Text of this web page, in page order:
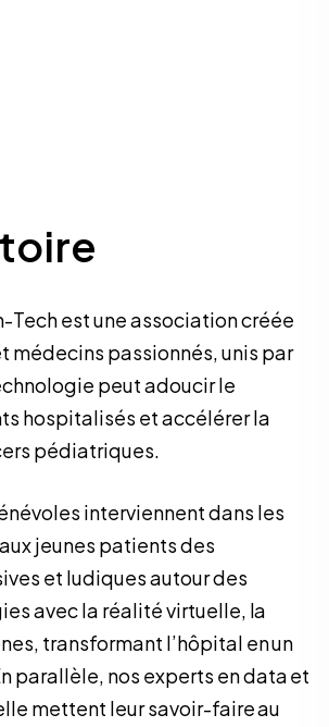
Tech est une association créée
médecins passionnés, unis par
peut adoucir le
hospitalisés et accélérer la
pédiatriques.
interviennent dans les
jeunes patients des
et ludiques autour des
avec la réalité virtuelle, la
transformant l’hôpital en un
parallèle, nos experts en data et
mettent leur savoir-faire au